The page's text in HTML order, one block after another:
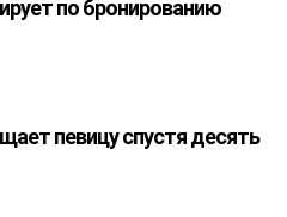
по бронированию
певицу спустя десять